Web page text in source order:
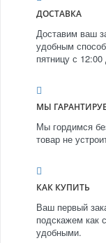
ДОСТАВКА
Доставим ваш
удобным
пятницу с
МЫ
Мы гордимся
товар не
КАК КУПИТЬ
Ваш первый
подскажем как
удобными.